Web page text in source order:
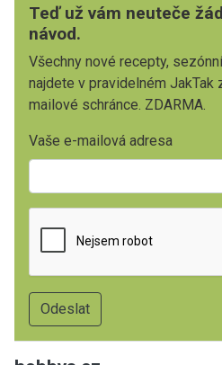
Teď už vám neuteče
návod.
Všechny nové recepty,
najdete v pravidelném JakTak
mailové schránce. ZDARMA.
Vaše e-mailová adresa